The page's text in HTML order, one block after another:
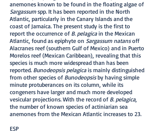
anemones known to be found in the floating algae of
Sargassumspp. It has been reported in the North
Atlantic, particularly in the Canary Islands and the
coast of Jamaica. The present study is the first to
report the occurrence of B. pelagicain the Mexican
Atlantic, found as epiphyte on Sargassum natansoff
Alacranes reef (southern Gulf of Mexico) and in Puerto
Morelos reef (Mexican Caribbean), revealing that this
species is much more widespread than has been
reported. Bunodeopsis pelagicais mainly distinguished
from other species of Bunodeopsisby having simple
minute protuberances on its column, while its
congeners have larger and much more developed
vesicular projections. With the record of B. pelagica,
the number of known species of actiniarian sea
anemones from the Mexican Atlantic increases to 23.
ESP